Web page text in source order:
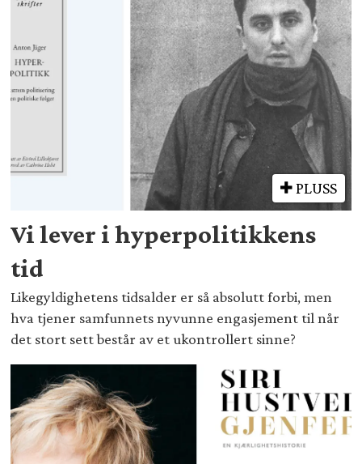
PLUSS
Vi lever i hyperpolitikkens
tid
Likegyldighetens tidsalder er så absolutt forbi, men
hva tjener samfunnets nyvunne engasjement til når
det stort sett består av et ukontrollert sinne?